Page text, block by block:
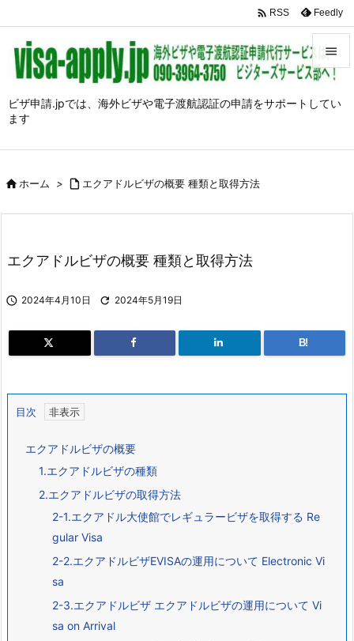
ビザ申請.jpでは、海外ビザや電子渡航認証の申請をサポートしてい
ます


メニュ
 RSS Feedly
ホーム >  エクアドルビザの概要 種類と取得方法
エクアドルビザの概要 種類と取得方法
 2024年4月10日  2024年5月19日
B!
目次
エクアドルビザの概要
1.エクアドルビザの種類
2.エクアドルビザの取得方法
2-1.エクアドル大使館でレギュラービザを取得する Re
gular Visa
2-2.エクアドルビザEVISAの運用について Electronic Vi
sa
2-3.エクアドルビザ エクアドルビザの運用について Vi
sa on Arrival